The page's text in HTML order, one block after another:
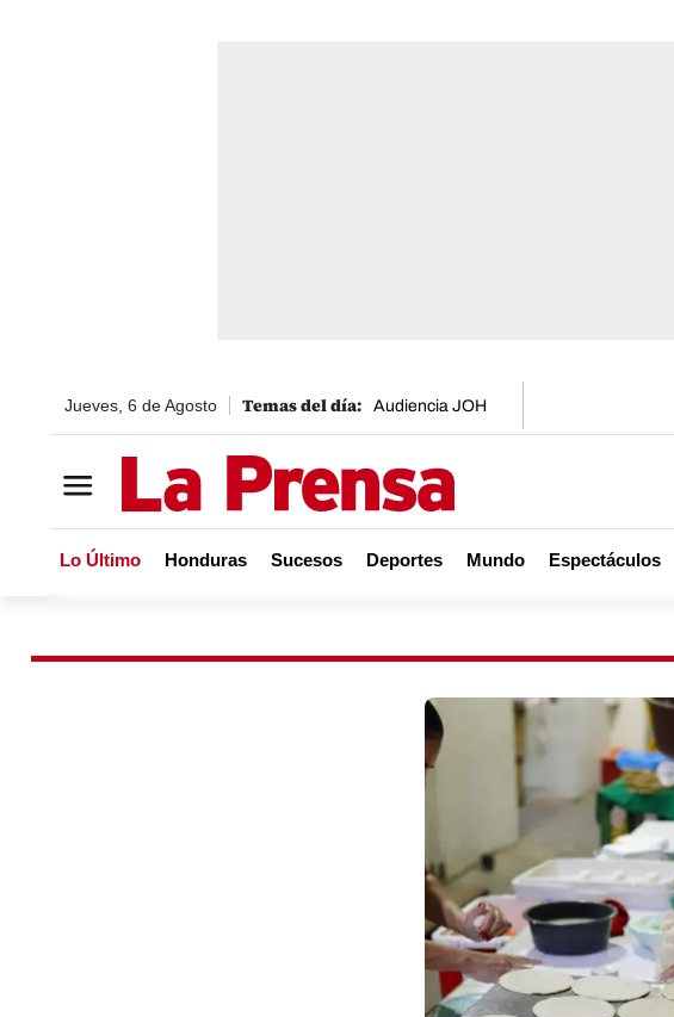
Jueves, 6 de Agosto Audiencia JOH
Lo Último Honduras Sucesos Deportes Mundo Espectáculos